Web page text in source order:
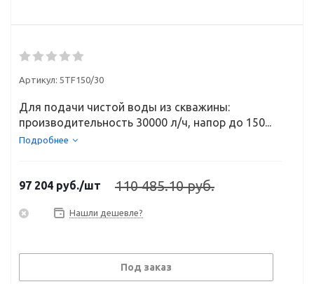
Артикул: 5TF150/30
Для подачи чистой воды из скважины:
производительность 30000 л/ч, напор до 150...
Подробнее
97 204 руб./шт 110 485.10 руб.
Нашли дешевле?
Под заказ